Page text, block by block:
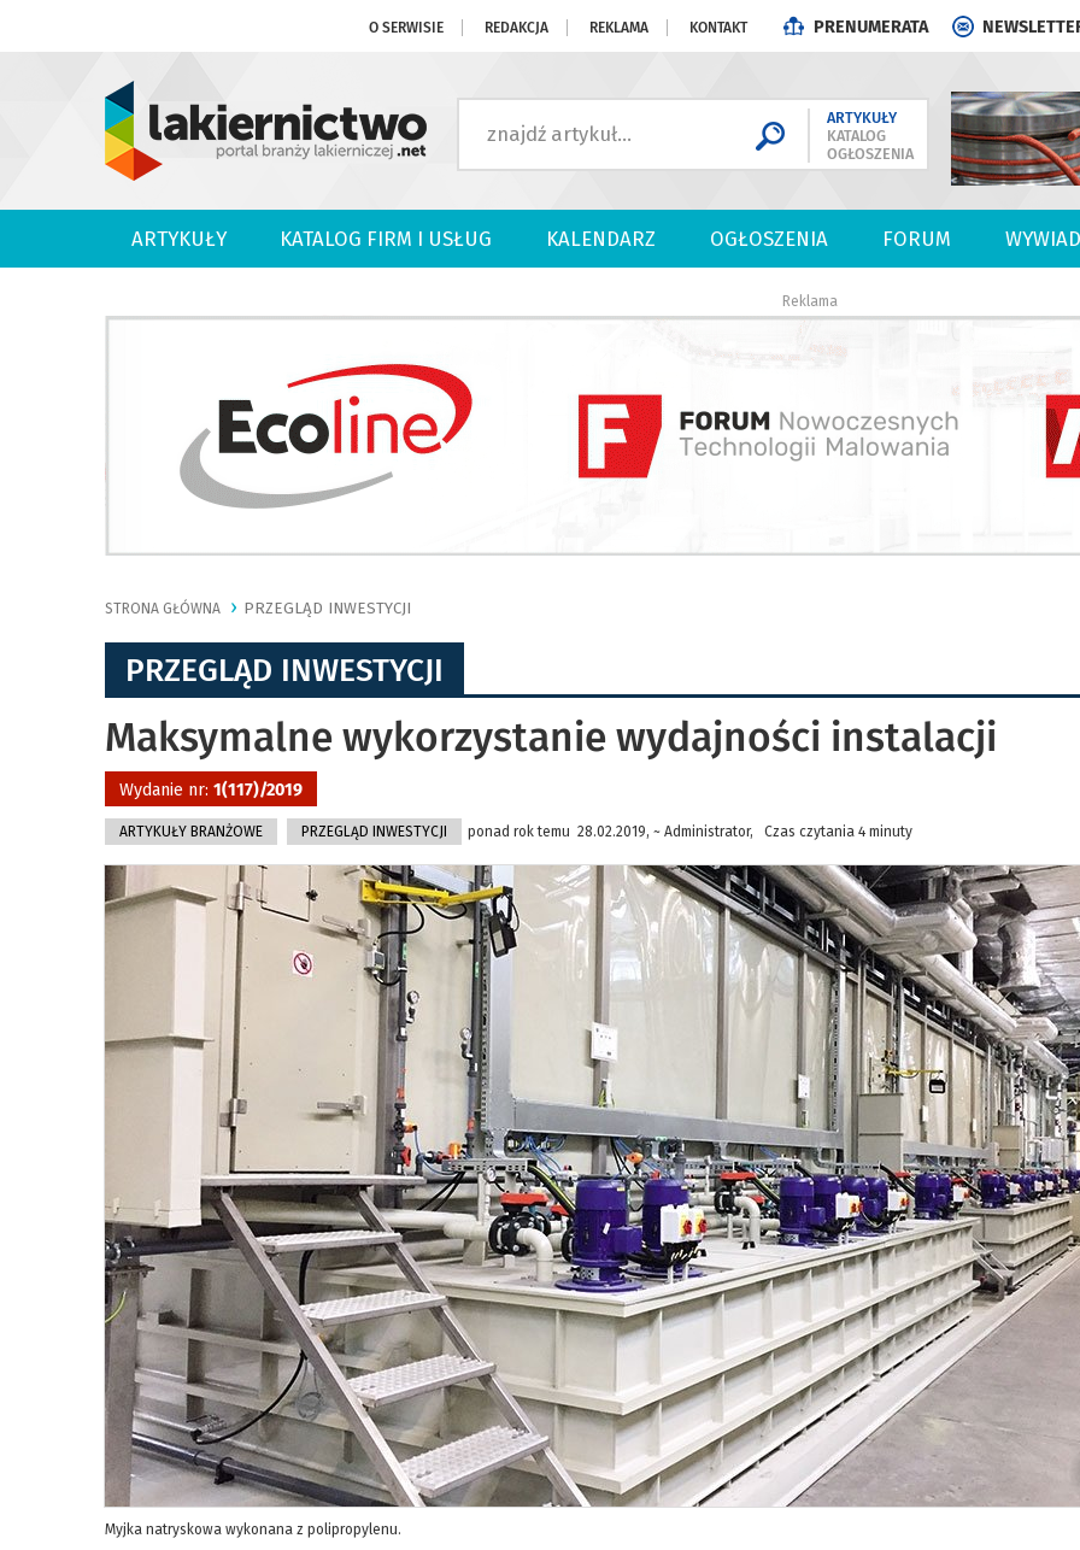
O SERWISIE REDAKCJA REKLAMA KONTAKT PRENUMERATA
ARTYKUŁY
KATALOG
OGŁOSZENIA
ARTYKUŁY KATALOG FIRM I USŁUG KALENDARZ OGŁOSZENIA FORUM
Reklama
STRONA GŁÓWNA PRZEGLĄD INWESTYCJI
PRZEGLĄD INWESTYCJI
Maksymalne wykorzystanie wydajności instalacji
Wydanie nr: 1(117)/2019
ARTYKUŁY BRANŻOWE PRZEGLĄD INWESTYCJI ponad rok temu 28.02.2019, ~ Administrator, Czas czytania 4 minuty
Myjka natryskowa wykonana z polipropylenu.